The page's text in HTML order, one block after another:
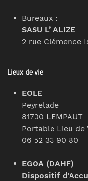
Bureaux :
SASU L’ ALIZE
2 rue Clémence
Lieux de vie
EOLE
Peyrelade
81700 LEMPAUT
Portable Lieu de
06 52 33 90 80
EGOA (DAHF)
Dispositif